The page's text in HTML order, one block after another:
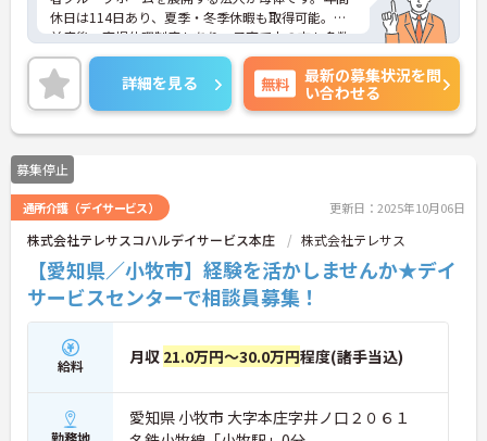
休日は114日あり、夏季・冬季休暇も取得可能。産
前産後・育児休暇制度もあり、子育て中の方も多数
活躍中で、ワークライフバランスを大切にしながら
働ける環境が整っています。研修制度や外部勉強会
の受講支援もあり、スキルアップもしっかりサポー
ト。将来的には管理者やエリアマネージャーへのキ
ャリアアップも目指せます。20代から60代まで幅広
い年代のスタッフが活躍しており、和やかな雰囲気
の職場です。介護経験を活かしたい方、福祉の資格
をお持ちの方、安定した法人でキャリアを築きたい
方におすすめです。
★おすすめPOINT★
・生活支援員からスタートし、サービス管理責任者
やエリアマネージャーへと続く明確なステップアッ
プの道筋が用意されています。急成長中の企業であ
ネジメント職への挑戦も視野に入れていただけま
す。
・年間休日114日、残業月平均10時間程度という就
業環境に加え、産前産後休暇や育児休暇制度がしっ
かりと整備されています。オンとオフの切り替えを
詳細を見る 無料
最新の募集状況を問
い合わせる
募集停止
通所介護（デイサービス） 更新日：2025年10月06日
株式会社テレサスコハルデイサービス本庄 株式会社テレサス
【愛知県／小牧市】経験を活かしませんか★デイ
サービスセンターで相談員募集！
給料 月収 21.0万円～30.0万円程度(諸手当込)
愛知県 小牧市 大字本庄字井ノ口２０６１